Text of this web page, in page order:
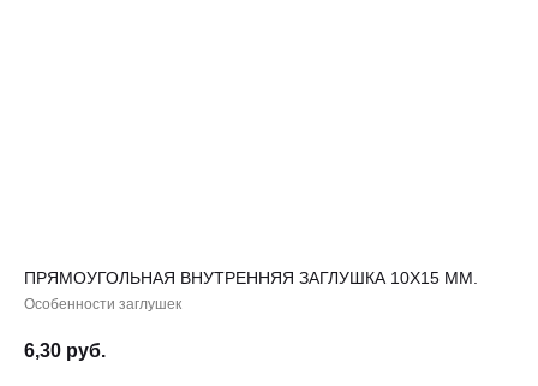
ПРЯМОУГОЛЬНАЯ ВНУТРЕННЯЯ ЗАГЛУШКА 10X15 ММ.
Особенности заглушек
6,30 руб.